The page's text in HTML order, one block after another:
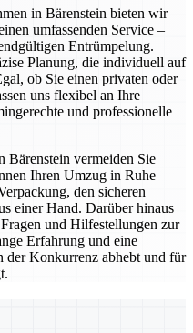
in Bärenstein bieten wir
umfassenden Service –
Entrümpelung.
Planung, die individuell auf
ob Sie einen privaten oder
uns flexibel an Ihre
und professionelle
Bärenstein vermeiden Sie
Ihren Umzug in Ruhe
den sicheren
einer Hand. Darüber hinaus
und Hilfestellungen zur
Erfahrung und eine
der Konkurrenz abhebt und für